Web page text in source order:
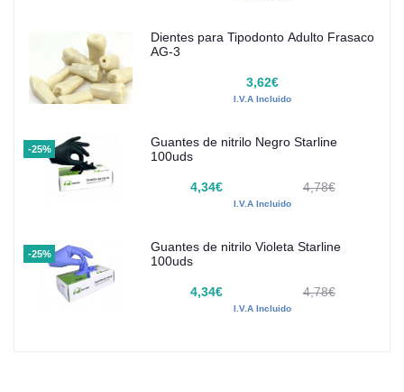
Dientes para Tipodonto Adulto Frasaco
AG-3
3,62€
I.V.A Incluido
-25%
Guantes de nitrilo Negro Starline
100uds
4,34€ 4,78€
I.V.A Incluido
-25%
Guantes de nitrilo Violeta Starline
100uds
4,34€ 4,78€
I.V.A Incluido